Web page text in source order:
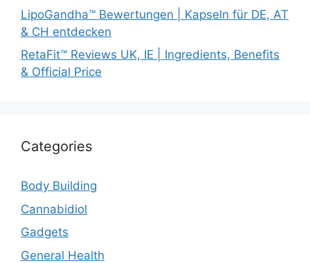
LipoGandha™ Bewertungen | Kapseln für DE, AT
& CH entdecken
RetaFit™ Reviews UK, IE | Ingredients, Benefits
& Official Price
Categories
Body Building
Cannabidiol
Gadgets
General Health